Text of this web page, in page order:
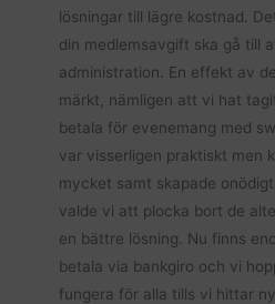
lösningar till lägre kostnad.
din medlemsavgift ska gå till
administration. En effekt av
märkt, nämligen att vi hat
betala för evenemang med
var visserligen praktiskt men
mycket samt skapade
valde vi att plocka bort de
en bättre lösning. Nu finns
betala via bankgiro och vi
fungera för alla tills vi hittar